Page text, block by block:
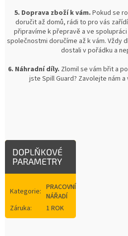
5. Doprava zboží k vám. Pokud se
doručit až domů, rádi to pro vás
připravíme k přepravě a ve
společnostmi doručíme až k vám. Vždy
dostali v pořádku a
6. Náhradní díly. Zlomil se vám břit a
jste Spill Guard? Zavolejte nám
DOPLŇKOVÉ
PARAMETRY
Kategorie: PRACOVNÍ
NÁŘADÍ
Záruka: 1 ROK